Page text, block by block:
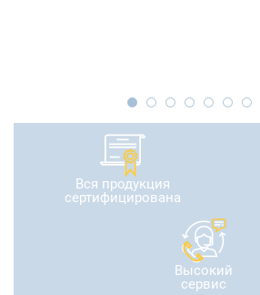
Вся продукция
сертифицирована
Высокий
сервис